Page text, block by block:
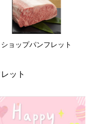
ショップパンフレット
ット